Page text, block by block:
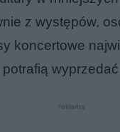
z występów,
koncertowe
reklama